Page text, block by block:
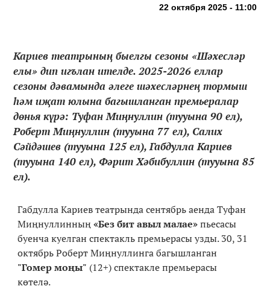
22 октября 2025 - 11:00
Кариев театрының быелгы сезоны «Шәхесләр
елы» дип игълан ителде. 2025-2026 еллар
сезоны дәвамында әлеге шәхесләрнең тормыш
һәм иҗат юлына багышланган премьералар
дөнья күрә: Туфан Миңнуллин (тууына 90 ел),
Роберт Миңнуллин (тууына 77 ел), Салих
Сәйдәшев (тууына 125 ел), Габдулла Кариев
(тууына 140 ел), Фәрит Хәбибуллин (тууына 85
ел).
Габдулла Кариев театрында сентябрь аенда Туфан
Миңнуллинның«Без бит авыл малае»пьесасы
буенча куелган спектакль премьерасы узды. 30, 31
октябрь Роберт Миңнуллинга багышланган
"Гомер моңы" (12+) спектакле премьерасы
көтелә.